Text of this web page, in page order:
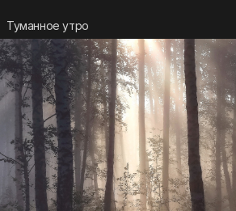
Туманное утро